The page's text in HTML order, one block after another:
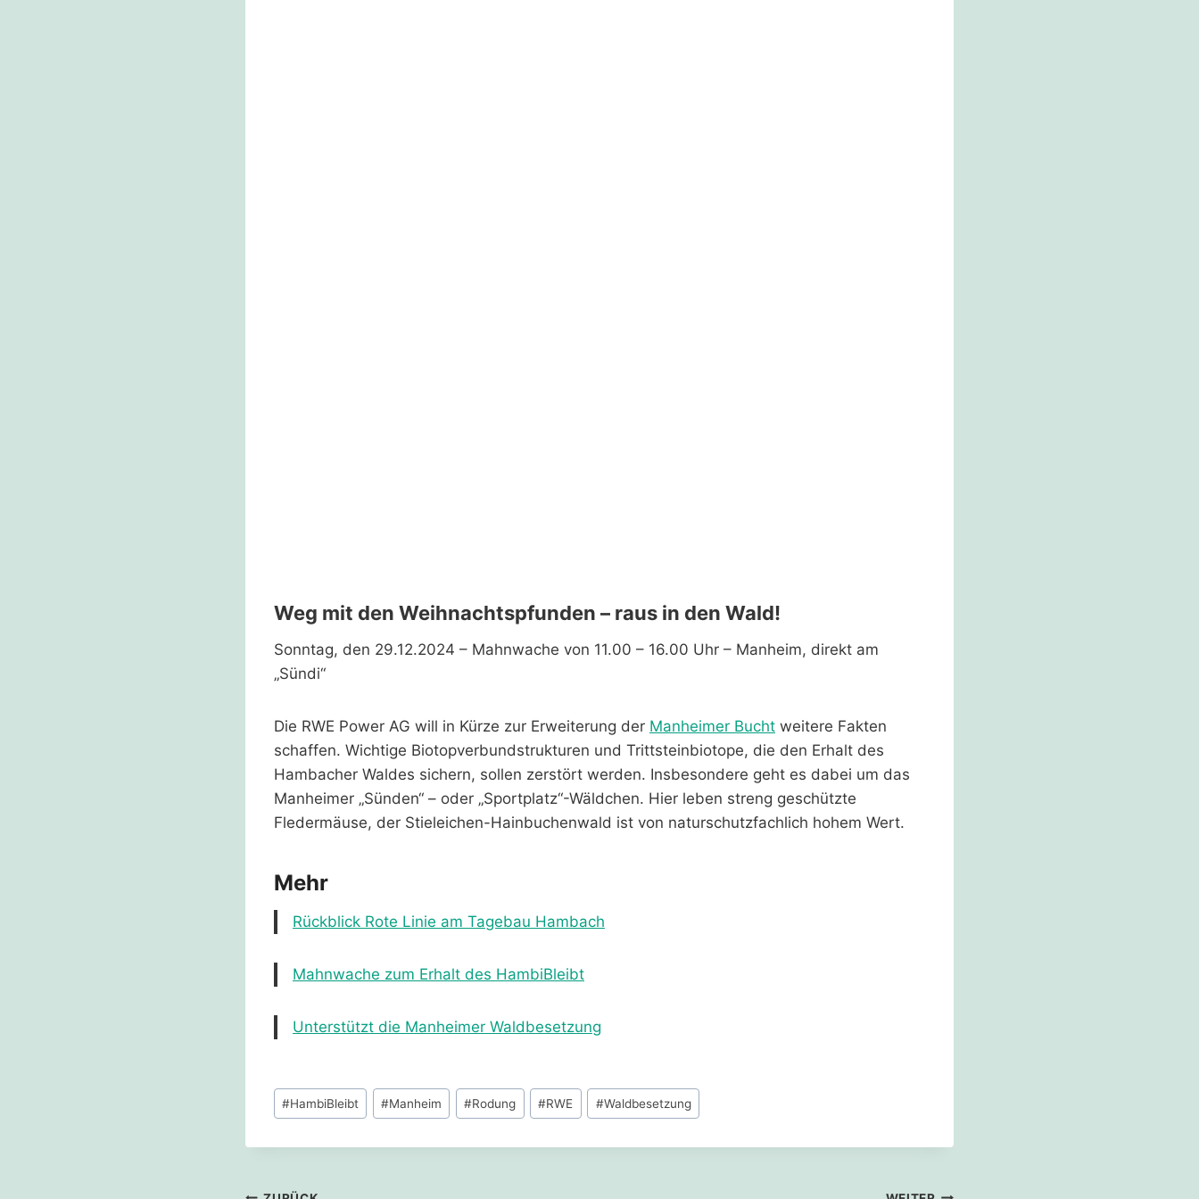
Weg mit den Weihnachtspfunden – raus in den Wald!
Sonntag, den 29.12.2024 – Mahnwache von 11.00 – 16.00 Uhr – Manheim, direkt am
„Sündi“
Die RWE Power AG will in Kürze zur Erweiterung der Manheimer Bucht weitere Fakten
schaffen. Wichtige Biotopverbundstrukturen und Trittsteinbiotope, die den Erhalt des
Hambacher Waldes sichern, sollen zerstört werden. Insbesondere geht es dabei um das
Manheimer „Sünden“ – oder „Sportplatz“-Wäldchen. Hier leben streng geschützte
Fledermäuse, der Stieleichen-Hainbuchenwald ist von naturschutzfachlich hohem Wert.
Mehr
Rückblick Rote Linie am Tagebau Hambach
Mahnwache zum Erhalt des HambiBleibt
Unterstützt die Manheimer Waldbesetzung
Schlagworte:
#HambiBleibt #Manheim #Rodung #RWE #Waldbesetzung